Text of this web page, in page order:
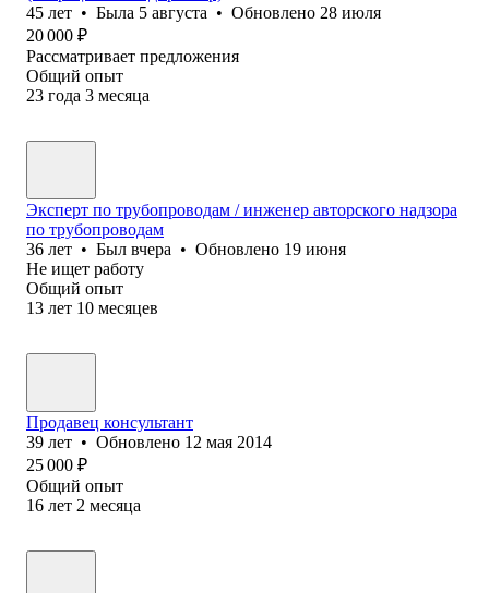
45 лет • Была 5 августа • Обновлено 28 июля
20 000 ₽
Рассматривает предложения
Общий опыт
23 года 3 месяца
Эксперт по трубопроводам / инженер авторского надзора
по трубопроводам
36 лет • Был вчера • Обновлено 19 июня
Не ищет работу
Общий опыт
13 лет 10 месяцев
Продавец консультант
39 лет • Обновлено 12 мая 2014
25 000 ₽
Общий опыт
16 лет 2 месяца